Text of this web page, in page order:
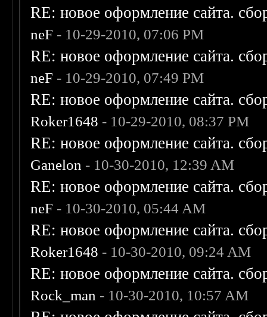
RE: новое оформление сайта.
neF - 10-29-2010, 07:06 PM
RE: новое оформление сайта.
neF - 10-29-2010, 07:49 PM
RE: новое оформление сайта.
Roker1648 - 10-29-2010, 08:37 PM
RE: новое оформление сайта.
Ganelon - 10-30-2010, 12:39 AM
RE: новое оформление сайта.
neF - 10-30-2010, 05:44 AM
RE: новое оформление сайта.
Roker1648 - 10-30-2010, 09:24 AM
RE: новое оформление сайта.
Rock_man - 10-30-2010, 10:57 AM